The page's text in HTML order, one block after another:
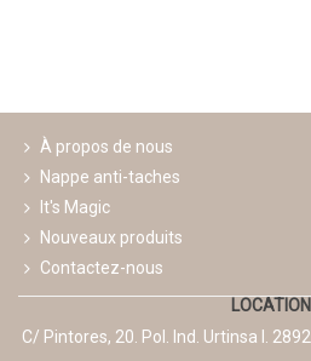
À propos de nous
Nappe anti-taches
It's Magic
Nouveaux produits
Contactez-nous
LOCATION
C/ Pintores, 20. Pol. Ind. Urtinsa I.